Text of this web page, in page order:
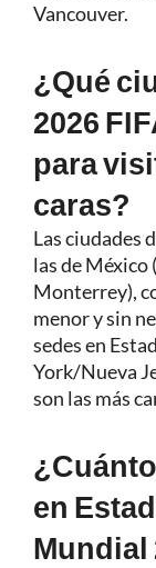
Vancouver.
¿Qué
2026
para
caras?
Las ciudades
las de México
Monterrey),
menor y sin
sedes en
York/Nueva
son las más
en
Mundial